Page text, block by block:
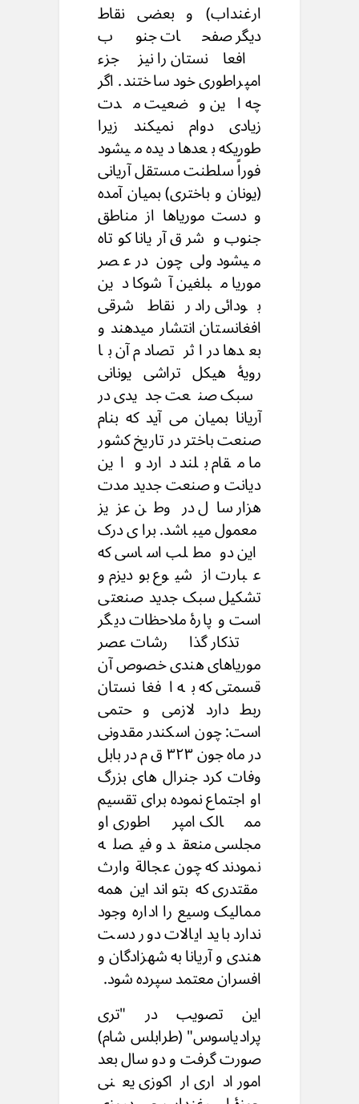
ارغنداب) و بعضی نقاط
دیگر صفحات جنوب
افعانستان را نیز جزء
امپراطوری خود ساختند. اگر
چه این وضعیت مدت
زیادی دوام نمیکند زیرا
طوریکه بعدها دیده میشود
فوراً سلطنت مستقل آریانی
(یونان و باختری) بمیان آمده
و دست موریاها از مناطق
جنوب و شرق آریانا کوتاه
میشود ولی چون در عصر
موریا مبلغین آشوکا دین
بودائی راد رنقاط شرقی
افغانستان انتشار میدهند و
بعدها در اثر تصادم آن با
رویۀ هیکل تراشی یونانی
سبک صنعت جدیدی در
آریانا بمیان می آید که بنام
صنعت باختر در تاریخ کشور
ما مقام بلند دارد و این
دیانت و صنعت جدید مدت
هزار سال در وطن عزیز
معمول میباشد. برای درک
این دو مطلب اساسی که
عبارت از شیوع بودیزم و
تشکیل سبک جدید صنعتی
است و پارۀ ملاحظات دیگر
تذکار گذارشات عصر
موریاهای هندی خصوص آن
قسمتی که به افغانستان
ربط دارد لازمی و حتمی
است: چون اسکندر مقدونی
در ماه جون ۳۲۳ ق م در بابل
وفات کرد جنرال های بزرگ
او اجتماع نموده برای تقسیم
ممالک امپراطوری او
مجلسی منعقد و فیصله
نمودند که چون عجالة وارث
مقتدری که بتواند این همه
ممالیک وسیع را اداره وجود
ندارد باید ایالات دور دست
هندی و آریانا به شهزادگان و
افسران معتمد سپرده شود.
این تصویب در "تری
پرادیاسوس" (طرابلس شام)
صورت گرفت و دو سال بعد
امور اداری اراکوزی یعنی